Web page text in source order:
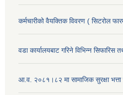
कर्मचारीको वैयक्तिक विवरण ( सिटरोल
वडा कार्यालयबाट गरिने विभिन्न सिफारिस
आ.व. २०८१।८२ मा सामाजिक सुरक्षा भत्ता